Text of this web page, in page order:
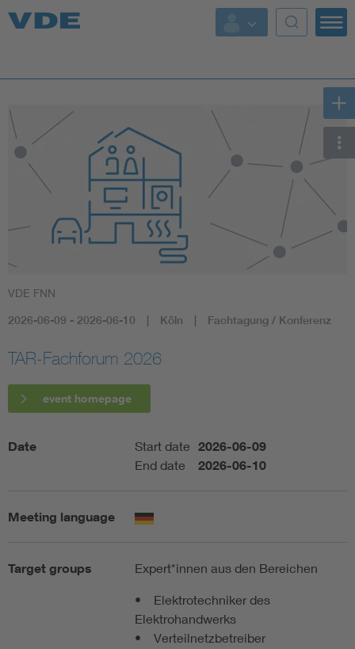
Key Topics
Key Topics
Energy
Standardization
AI & Digital Trust
Artificial Intelligence
Digital Security
VDE FNN
2026-06-09 - 2026-06-10 Köln Fachtagung / Konferenz
TAR-Fachforum 2026
event homepage
Date Start date 2026-06-09
End date 2026-06-10
Meeting language
Target groups Expert*innen aus den Bereichen
• Elektrotechniker des
Elektrohandwerks
• Verteilnetzbetreiber